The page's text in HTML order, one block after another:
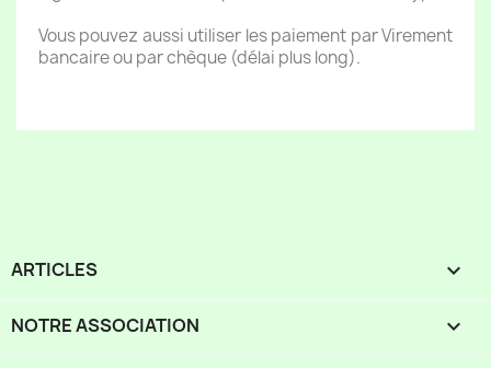
Vous pouvez aussi utiliser les paiement par Virement
bancaire ou par chèque (délai plus long).
ARTICLES 
NOTRE ASSOCIATION 